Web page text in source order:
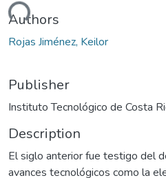
Authors
Rojas Jiménez, Keilor
Publisher
Instituto Tecnológico de Costa
Description
El siglo anterior fue testigo del
avances tecnológicos como la